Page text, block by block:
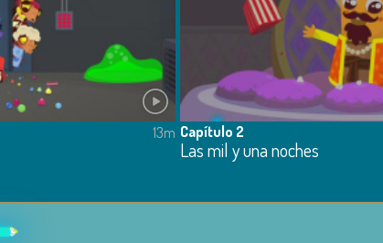
13m Capítulo 2
Las mil y una noches